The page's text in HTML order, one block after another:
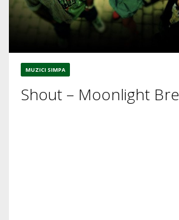
MUZICI SIMPA
Shout – Moonlight